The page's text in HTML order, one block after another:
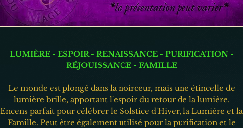
LUMIÈRE - ESPOIR - RENAISSANCE - PURIFICATION -
RÉJOUISSANCE - FAMILLE
Le monde est plongé dans la noirceur, mais une étincelle de
lumière brille, apportant l'espoir du retour de la lumière.
Encens parfait pour célébrer le Solstice d'Hiver, la Lumière et la
Famille. Peut être également utilisé pour la purification et le